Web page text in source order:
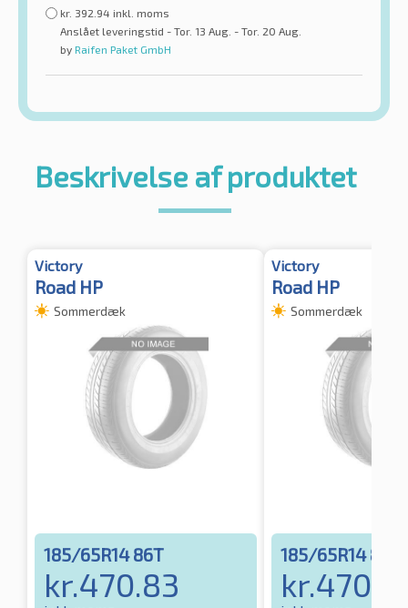
kr. 392.94 inkl. moms
Anslået leveringstid - Tor. 13 Aug. - Tor. 20 Aug.
by Raifen Paket GmbH
Beskrivelse af produktet
Victory
Road HP
Sommerdæk
185/65R14 86T
kr.470.83
Victory
Road HP
Sommerdæk
185/65R14 86H
kr.